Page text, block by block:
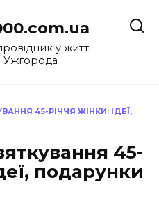
у житті
Ужгорода
45-РІЧЧЯ ЖІНКИ: ІДЕЇ,
45-
подарунки